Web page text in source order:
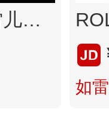
美国rollplay如雷儿童魔鬼鱼电动车滑板车漂移卡丁车可坐人男女孩平衡车小孩宝宝生日礼物玩具 火舞红 魔鬼鱼
如